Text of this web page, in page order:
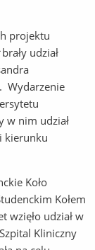
projektu
brały udział
Wydarzenie
w nim udział
kierunku
Koło
Kołem
wzięło udział w
Kliniczny